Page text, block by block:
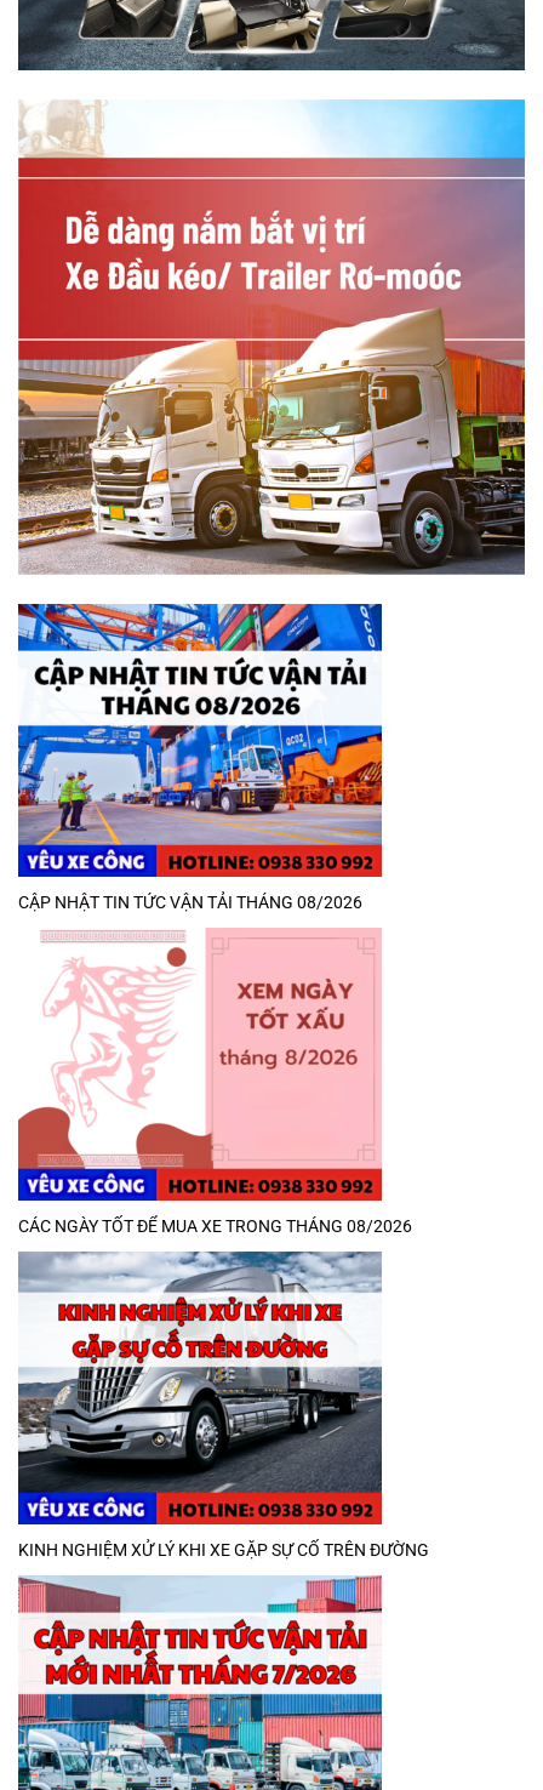
CẬP NHẬT TIN TỨC VẬN TẢI THÁNG 08/2026
CÁC NGÀY TỐT ĐỂ MUA XE TRONG THÁNG 08/2026
KINH NGHIỆM XỬ LÝ KHI XE GẶP SỰ CỐ TRÊN ĐƯỜNG